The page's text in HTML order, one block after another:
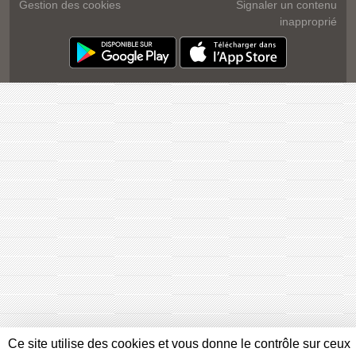
Gestion des cookies
Signaler un contenu
inapproprié
Ce site utilise des cookies et vous donne le contrôle sur ceux